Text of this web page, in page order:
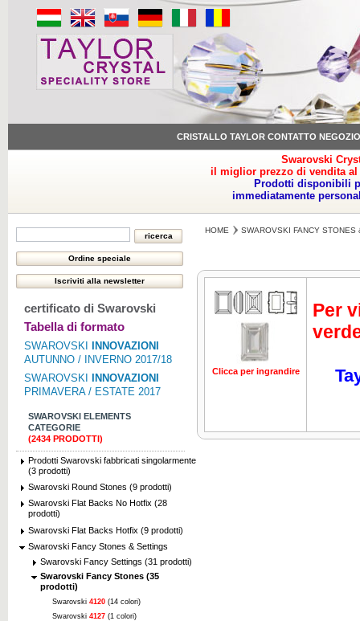
CRISTALLO TAYLOR CONTATTO NEGOZIO
Swarovski
il miglior prezzo di vendita
Prodotti disponibili
immediatamente
certificato di Swarovski
Tabella di formato
SWAROVSKI
INNOVAZIONI
AUTUNNO / INVERNO 2017/18
SWAROVSKI
INNOVAZIONI
PRIMAVERA / ESTATE 2017
SWAROVSKI ELEMENTS
CATEGORIE
(2434 PRODOTTI)
Prodotti Swarovski fabbricati singolarmente
(3 prodotti)
Swarovski Round Stones (9 prodotti)
Swarovski Flat Backs No Hotfix (28
prodotti)
Swarovski Flat Backs Hotfix (9 prodotti)
Swarovski Fancy Stones & Settings
Swarovski Fancy Settings (31 prodotti)
Swarovski Fancy Stones (35
prodotti)
Swarovski 4120 (14 colori)
Swarovski 4127 (1 colori)
HOME SWAROVSKI FANCY STONES
Clicca per ingrandire Clicca per
Per